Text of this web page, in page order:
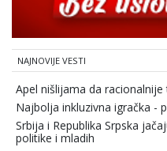
NAJNOVIJE VESTI
Apel nišlijama da
Najbolja inkluzivna igračka -
Srbija i Republika Srpska
politike i mladih